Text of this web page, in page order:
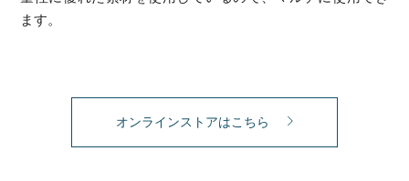
ます。
オンラインストアはこちら